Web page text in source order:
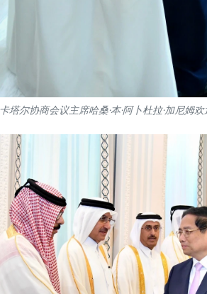
卡塔尔协商会议主席哈桑·本·阿卜杜拉·加尼姆